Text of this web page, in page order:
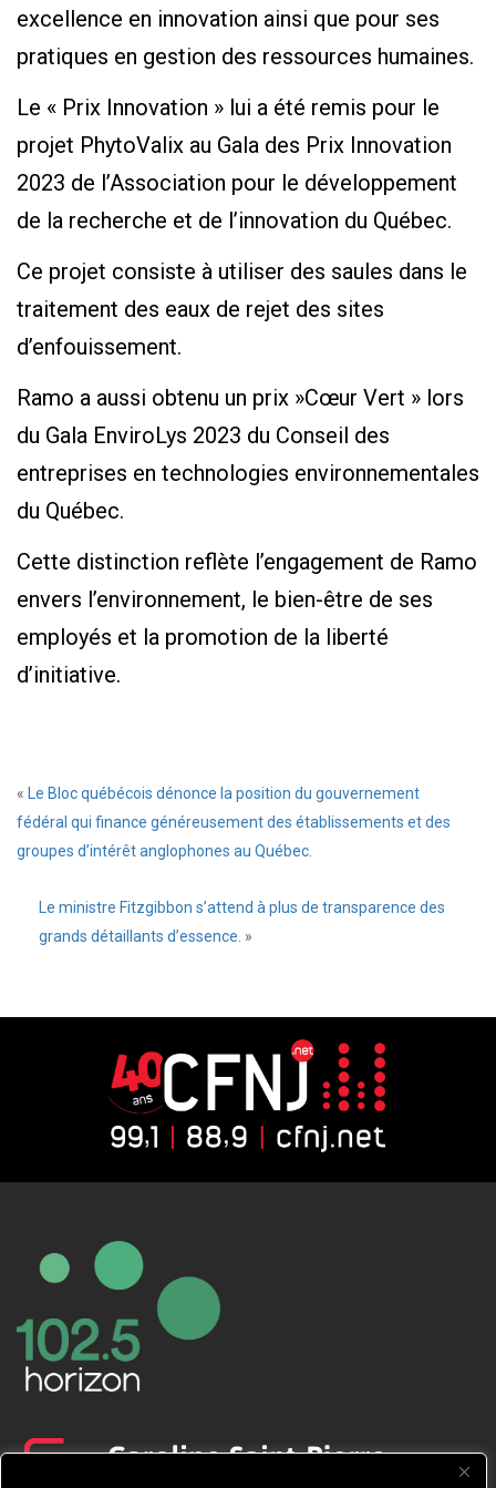
excellence en innovation ainsi que pour ses
pratiques en gestion des ressources humaines.
Le « Prix Innovation » lui a été remis pour le
projet PhytoValix au Gala des Prix Innovation
2023 de l’Association pour le développement
de la recherche et de l’innovation du Québec.
Ce projet consiste à utiliser des saules dans le
traitement des eaux de rejet des sites
d’enfouissement.
Ramo a aussi obtenu un prix »Cœur Vert » lors
du Gala EnviroLys 2023 du Conseil des
entreprises en technologies environnementales
du Québec.
Cette distinction reflète l’engagement de Ramo
envers l’environnement, le bien-être de ses
employés et la promotion de la liberté
d’initiative.
«
Le Bloc québécois dénonce la position du gouvernement
fédéral qui finance généreusement des établissements et des
groupes d’intérêt anglophones au Québec.
Le ministre Fitzgibbon s’attend à plus de transparence des
grands détaillants d’essence. »